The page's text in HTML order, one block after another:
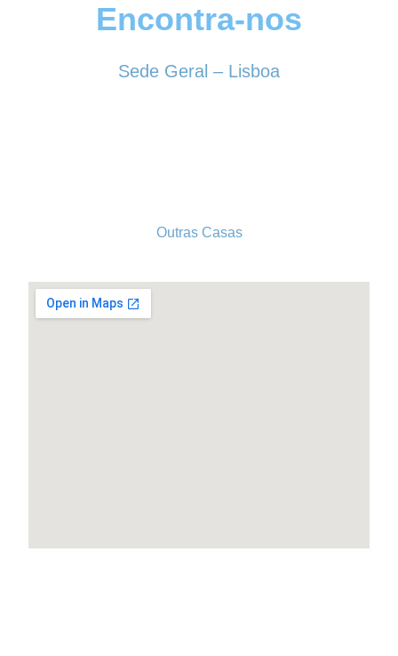
Encontra-nos
Sede Geral – Lisboa
Outras Casas